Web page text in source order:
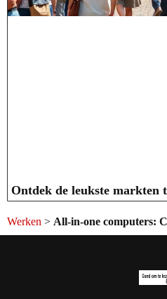
Ontdek de leukste markten
Werken > All-in-one computers: